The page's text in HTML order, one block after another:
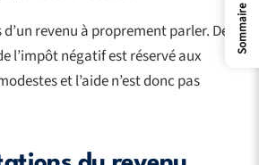
d’un revenu à proprement parler. De
l’impôt négatif est réservé aux
et l’aide n’est donc pas
Sommaire